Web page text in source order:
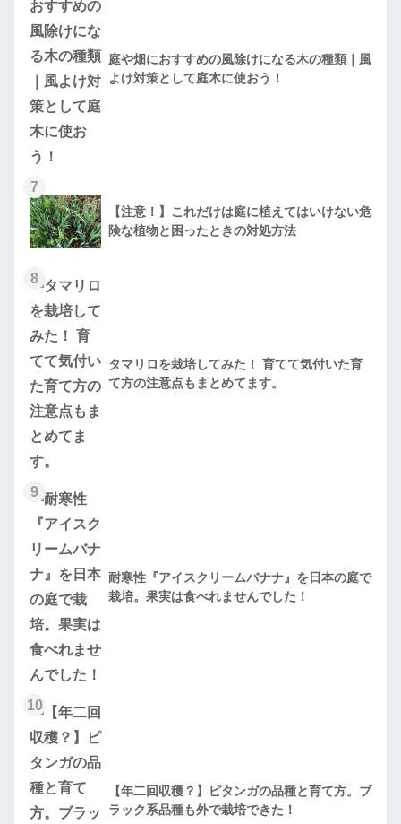
庭や畑におすすめの風除けになる木の種類｜風
よけ対策として庭木に使おう！
7
【注意！】これだけは庭に植えてはいけない危
険な植物と困ったときの対処方法
8
タマリロを栽培してみた！ 育てて気付いた育
て方の注意点もまとめてます。
9
耐寒性『アイスクリームバナナ』を日本の庭で
栽培。果実は食べれませんでした！
10
【年二回収穫？】ピタンガの品種と育て方。ブ
ラック系品種も外で栽培できた！